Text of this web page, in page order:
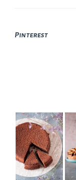
Pinterest